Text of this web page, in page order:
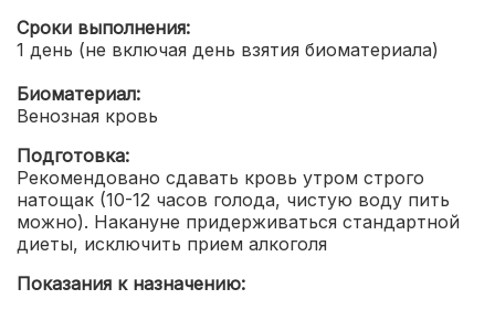
Сроки выполнения:
1 день (не включая день взятия биоматериала)
Биоматериал:
Венозная кровь
Подготовка:
Рекомендовано сдавать кровь утром строго
натощак (10-12 часов голода, чистую воду пить
можно). Накануне придерживаться стандартной
диеты, исключить прием алкоголя
Показания к назначению: